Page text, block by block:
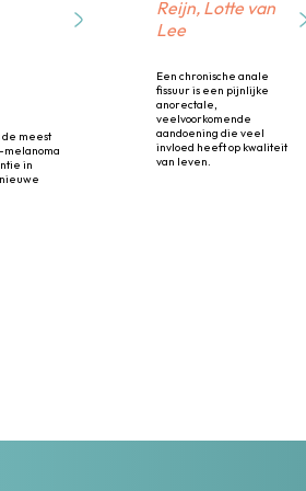
de meest
melanoma
in
Reijn, Lotte van
Lee
Een chronische anale
fissuur is een pijnlijke
anorectale,
veelvoorkomende
aandoening die veel
invloed heeft op kwaliteit
van leven.